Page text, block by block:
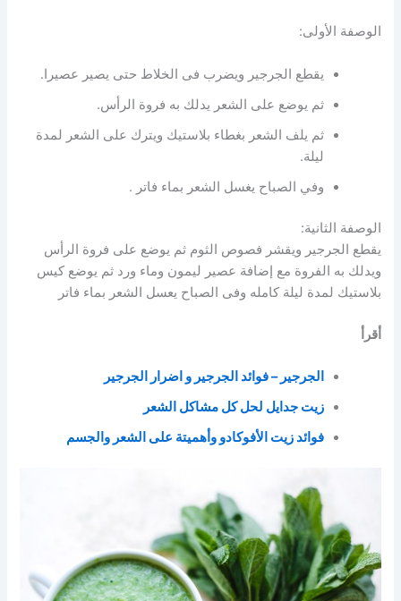
الوصفة الأولى:
يقطع الجرجير ويضرب فى الخلاط حتى يصير عصيرا.
ثم يوضع على الشعر يدلك به فروة الرأس.
ثم يلف الشعر بغطاء بلاستيك ويترك على الشعر لمدة
ليلة.
وفي الصباح يغسل الشعر بماء فاتر .
الوصفة الثانية:
يقطع الجرجير ويقشر فصوص الثوم ثم يوضع على فروة الرأس
ويدلك به الفروة مع إضافة عصير ليمون وماء ورد ثم يوضع كيس
بلاستيك لمدة ليلة كامله وفى الصباح يعسل الشعر بماء فاتر
أقرأ
الجرجير – فوائد الجرجير و اضرار الجرجير
زيت جدايل لحل كل مشاكل الشعر
فوائد زيت الأفوكادو وأهميتة على الشعر والجسم